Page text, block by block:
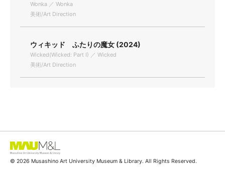
Wonka ／ Wonka
美術/Art Direction
ウィキッド ふたりの魔女 (2024)
Wicked(Wicked: Part I) ／ Wicked
美術/Art Direction
© 2026 Musashino Art University Museum & Library. All Rights Reserved.